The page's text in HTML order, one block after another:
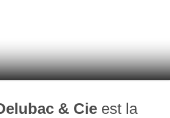
& Cie est la